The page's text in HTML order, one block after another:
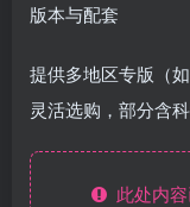
版本与配套‌
提供多地区专版（
灵活选购，部分含
此处内容